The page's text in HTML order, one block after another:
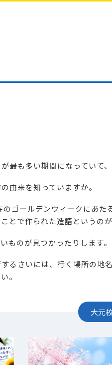
最も多い期間になっていて
由来を知っていますか。
ゴールデンウィークにあ
とで作られた造語というのが
ものが見つかったりします。
るさいには、行く場所の
。
大元